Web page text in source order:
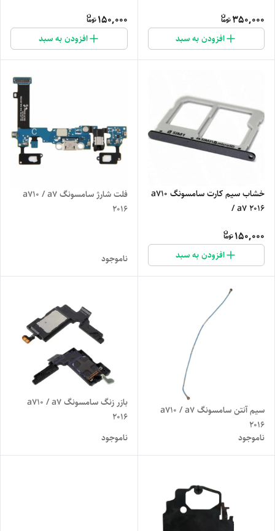
350,000
افزودن به سبد
150,000
افزودن به سبد
خشاب سیم کارت سامسونگ a710
/ a7 2016
150,000
افزودن به سبد
فلت شارژ سامسونگ a710 / a7
2016
ناموجود
سیم آنتن سامسونگ a710 / a7
2016
ناموجود
بازر زنگ سامسونگ a710 / a7
2016
ناموجود